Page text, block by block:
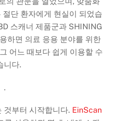
단 환자에게 현실이 되었습
스캐너 제품군과 SHINING
하면 의료 응용 분야를 위한
어느 때보다 쉽게 ​​이용할 수
니다.
.
것부터 시작합니다. EinScan